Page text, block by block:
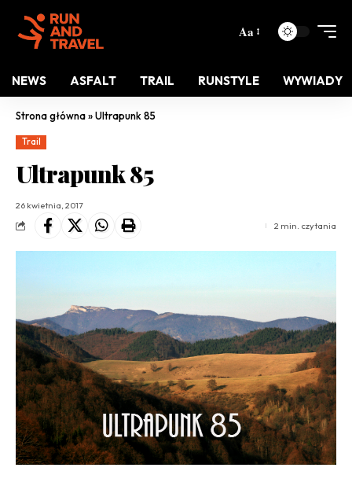
Aa
NEWS ASFALT TRAIL RUNSTYLE WYWIADY
Strona główna»Ultrapunk 85
Trail
Ultrapunk 85
26 kwietnia, 2017
2 min. czytania